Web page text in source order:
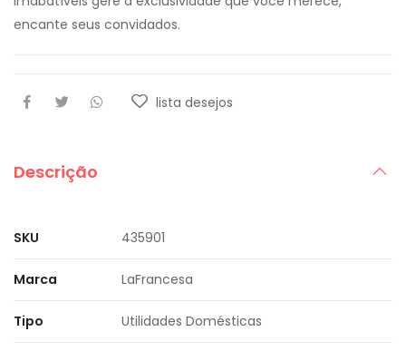
encante seus convidados.
lista desejos
Descrição
SKU 435901
Marca LaFrancesa
Tipo Utilidades Domésticas